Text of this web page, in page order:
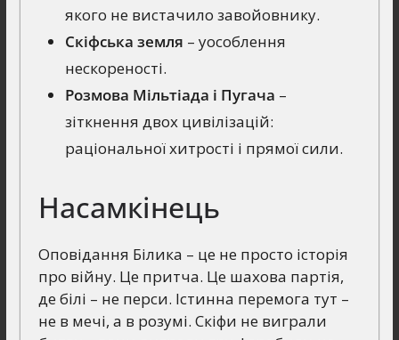
якого не вистачило завойовнику.
Скіфська земля – уособлення
нескореності.
Розмова Мільтіада і Пугача –
зіткнення двох цивілізацій:
раціональної хитрості і прямої сили.
Насамкінець
Оповідання Білика – це не просто історія
про війну. Це притча. Це шахова партія,
де білі – не перси. Істинна перемога тут –
не в мечі, а в розумі. Скіфи не виграли